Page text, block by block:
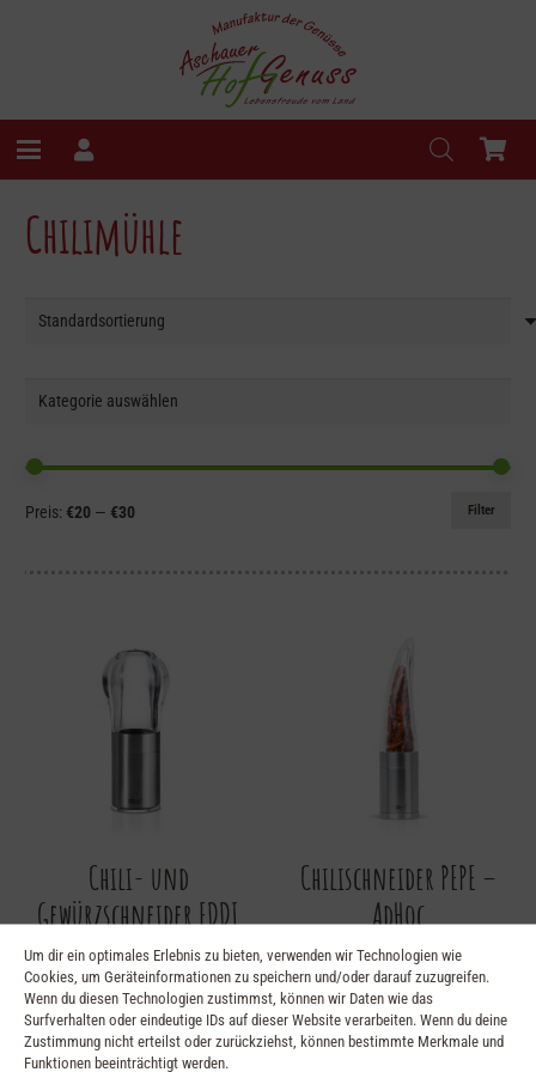
Um dir ein optimales Erlebnis zu bieten, verwenden wir Technologien wie
Cookies, um Geräteinformationen zu speichern und/oder darauf zuzugreifen.
Wenn du diesen Technologien zustimmst, können wir Daten wie das
Surfverhalten oder eindeutige IDs auf dieser Website verarbeiten. Wenn du deine
Zustimmung nicht erteilst oder zurückziehst, können bestimmte Merkmale und
Funktionen beeinträchtigt werden.
Chilimühle
Min.
Max.
Filter
Preis: €20 — €30
Chili- und
Gewürzschneider EDDI
– AdHoc
€29,90
Chilischneider PEPE –
AdHoc
€29,95